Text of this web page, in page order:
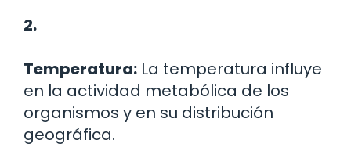
2.
Temperatura: La temperatura influye
en la actividad metabólica de los
organismos y en su distribución
geográfica.